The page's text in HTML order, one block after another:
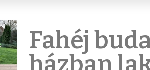
Fahéj
házban